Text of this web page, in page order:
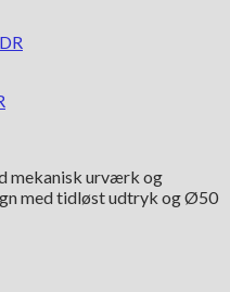
mekanisk urværk og
med tidløst udtryk og Ø50